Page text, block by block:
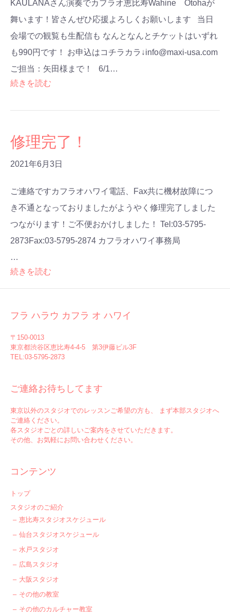
KAULANAさん演奏でカフラオ恵比寿Wahine Otohaが
舞います！皆さんぜひ応援よろしくお願いします 当日
会場での観覧も生配信も なんとなんとチケットはいずれ
も990円です！ お申込はコチラカラ↓info@maxi-usa.com
ご担当：矢田様まで！ 6/1…
続きを読む
修理完了！
2021年6月3日
ご連絡ですカフラオハワイ電話、Fax共に機材故障につ
き不通となっておりましたがようやく修理完了しました
つながります！ご不便おかけしました！ Tel:03-5795-
2873Fax:03-5795-2874 カフラオハワイ事務局
…
続きを読む
フラ ハラウ カフラ オ ハワイ
〒150-0013
東京都渋谷区恵比寿4-4-5 第3伊藤ビル3F
TEL:03-5795-2873
ご連絡お待ちしてます
東京以外のスタジオでのレッスンご希望の方も、 まず本部スタジオへ
ご連絡ください。
各スタジオごとの詳しいご案内をさせていただきます。
その他、お気軽にお問い合わせください。
コンテンツ
トップ
スタジオのご紹介
恵比寿スタジオスケジュール
仙台スタジオスケジュール
水戸スタジオ
広島スタジオ
大阪スタジオ
その他の教室
その他のカルチャー教室